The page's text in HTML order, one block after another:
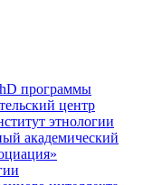
программы
центр
этнологии
академический